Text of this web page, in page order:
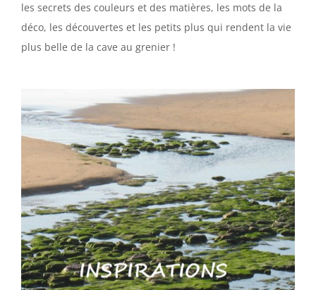
les secrets des couleurs et des matières, les mots de la
déco, les découvertes et les petits plus qui rendent la vie
plus belle de la cave au grenier !